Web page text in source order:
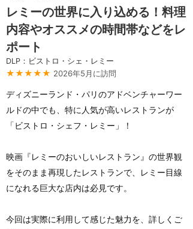
レミーの世界に入り込める！料理
内容やオススメの時間帯などをレ
ポート
DLP：ビストロ・シェ・レミー
★★★★★ 2026年5月に訪問
ディズニーランド・パリのアドベンチャーワー
ルドの中でも、特に人気が高いレストランが
「ビストロ・シェフ・レミー」！
映画『レミーのおいしいレストラン』の世界観
をそのまま再現したレストランで、レミー目線
になれる巨大な店内は必見です。
今回は実際に利用して感じた魅力を、詳しくご